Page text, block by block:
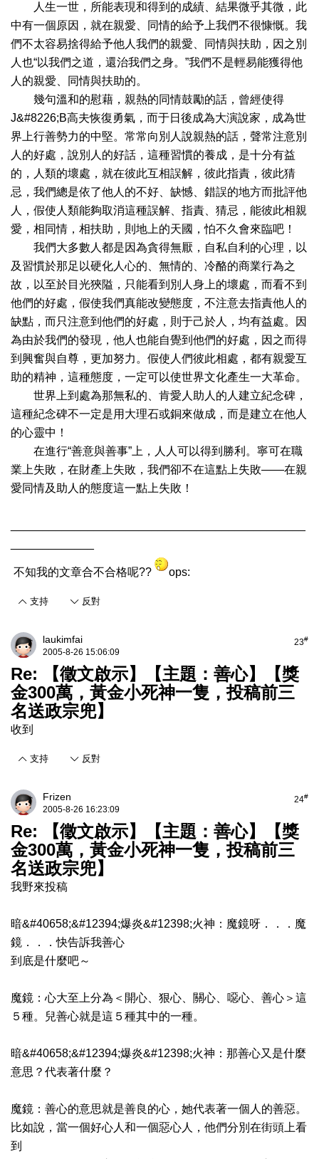
人生一世，所能表現和得到的成績、結果微乎其微，此
中有一個原因，就在親愛、同情的給予上我們不很慷慨。我
們不太容易捨得給予他人我們的親愛、同情與扶助，因之別
人也“以我們之道，還治我們之身。”我們不是輕易能獲得他
人的親愛、同情與扶助的。
幾句溫和的慰藉，親熱的同情鼓勵的話，曾經使得
J&#8226;B高夫恢復勇氣，而于日後成為大演說家，成為世
界上行善勢力的中堅。常常向別人說親熱的話，聲常注意別
人的好處，說別人的好話，這種習慣的養成，是十分有益
的，人類的壞處，就在彼此互相誤解，彼此指責，彼此猜
忌，我們總是依了他人的不好、缺憾、錯誤的地方而批評他
人，假使人類能夠取消這種誤解、指責、猜忌，能彼此相親
愛，相同情，相扶助，則地上的天國，怕不久會來臨吧！
我們大多數人都是因為貪得無厭，自私自利的心理，以
及習慣於那足以硬化人心的、無情的、冷酪的商業行為之
故，以至於目光狹隘，只能看到別人身上的壞處，而看不到
他們的好處，假使我們真能改變態度，不注意去指責他人的
缺點，而只注意到他們的好處，則于己於人，均有益處。因
為由於我們的發現，他人也能自覺到他們的好處，因之而得
到興奮與自尊，更加努力。假使人們彼此相處，都有親愛互
助的精神，這種態度，一定可以使世界文化產生一大革命。
世界上到處為那無私的、肯愛人助人的人建立紀念碑，
這種紀念碑不一定是用大理石或銅來做成，而是建立在他人
的心靈中！
在進行“善意與善事”上，人人可以得到勝利。寧可在職
業上失敗，在財產上失敗，我們卻不在這點上失敗——在親
愛同情及助人的態度這一點上失敗！
不知我的文章合不合格呢?? ops:
支持 反對
23#
laukimfai
2005-8-26 15:06:09
Re: 【徵文啟示】【主題：善心】【獎
金300萬，黃金小死神一隻，投稿前三
名送政宗兜】
收到
支持 反對
24#
Frizen
2005-8-26 16:23:09
Re: 【徵文啟示】【主題：善心】【獎
金300萬，黃金小死神一隻，投稿前三
名送政宗兜】
我野來投稿
暗&#40658;&#12394;爆炎&#12398;火神：魔鏡呀．．．魔
鏡．．．快告訴我善心
到底是什麼吧～
魔鏡：心大至上分為＜開心、狠心、關心、噁心、善心＞這
５種。兒善心就是這５種其中的一種。
暗&#40658;&#12394;爆炎&#12398;火神：那善心又是什麼
意思？代表著什麼？
魔鏡：善心的意思就是善良的心，她代表著一個人的善惡。
比如說，當一個好心人和一個惡心人，他們分別在街頭上看
到